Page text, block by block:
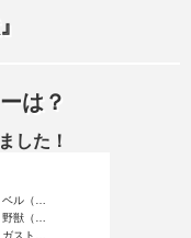
は？
した！
ベル（…
野獣（…
ガスト…